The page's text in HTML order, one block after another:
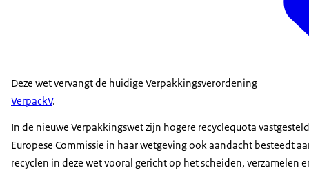
Deze wet vervangt de huidige Verpakkingsverordening
VerpackV.
In de nieuwe Verpakkingswet zijn hogere recyclequota
Europese Commissie in haar wetgeving ook aandacht besteedt
recyclen in deze wet vooral gericht op het scheiden, verzamelen